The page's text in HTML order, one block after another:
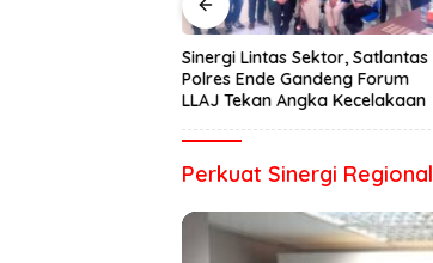
Sinergi Lintas Sektor, Satlantas
Polres Ende Gandeng Forum
LLAJ Tekan Angka Kecelakaan
Perkuat Sinergi Regional